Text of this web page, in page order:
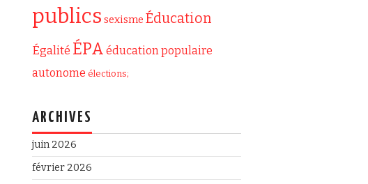
publics sexisme Éducation
Égalité ÉPA éducation populaire
autonome élections;
ARCHIVES
juin 2026
février 2026